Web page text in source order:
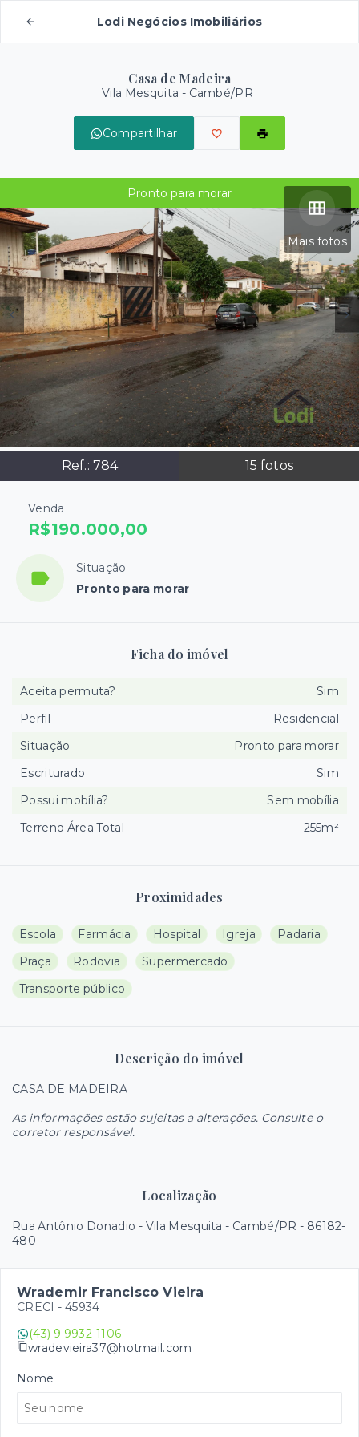
Lodi Negócios Imobiliários
Casa de Madeira
Vila Mesquita - Cambé/PR
Compartilhar
Mais fotos
Ref.: 784 15 fotos
Pronto para morar
Venda
R$190.000,00
Situação
Pronto para morar
Proximidades
Escola Farmácia Hospital Igreja
Padaria
Praça
Rodovia
Supermercado
Transporte público
Descrição do imóvel
CASA DE MADEIRA
As informações estão sujeitas a alterações. Consulte o
corretor responsável.
Localização
Rua Antônio Donadio - Vila Mesquita - Cambé/PR - 86182-
480
Ficha do imóvel
Aceita permuta?
Sim
Perfil
Residencial
Situação
Pronto para morar
Escriturado
Sim
Possui mobília?
Sem mobília
Terreno Área Total
255m²
Wrademir Francisco Vieira
CRECI - 45934
(43) 9 9932-1106
wradevieira37@hotmail.com
Nome